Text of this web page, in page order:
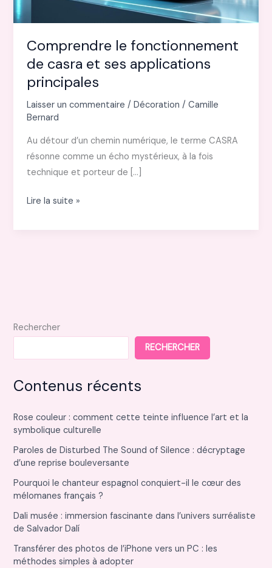
Comprendre le fonctionnement
de casra et ses applications
principales
Laisser un commentaire /Décoration /Camille
Bernard
Au détour d’un chemin numérique, le terme CASRA
résonne comme un écho mystérieux, à la fois
technique et porteur de […]
Comprendre
fonctionnement
principales
Lire la suite »
Rechercher
RECHERCHER
Contenus récents
Rose couleur : comment cette teinte influence l’art et la
symbolique culturelle
Paroles de Disturbed The Sound of Silence : décryptage
d’une reprise bouleversante
Pourquoi le chanteur espagnol conquiert-il le cœur des
mélomanes français ?
Dali musée : immersion fascinante dans l’univers surréaliste
de Salvador Dalí
Transférer des photos de l’iPhone vers un PC : les
méthodes simples à adopter